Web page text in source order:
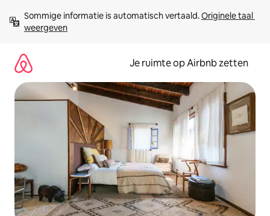
direct
naar
Sommige informatie is automatisch vertaald. Originele taal
weergeven
Je ruimte op Airbnb zetten